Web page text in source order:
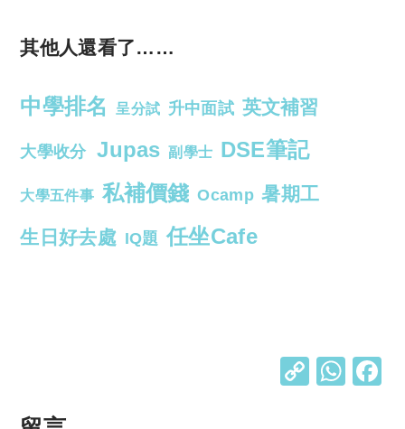
其他人還看了……
中學排名 呈分試 升中面試 英文補習
大學收分 Jupas 副學士 DSE筆記
大學五件事 私補價錢 Ocamp 暑期工
生日好去處 IQ題 任坐Cafe
C W